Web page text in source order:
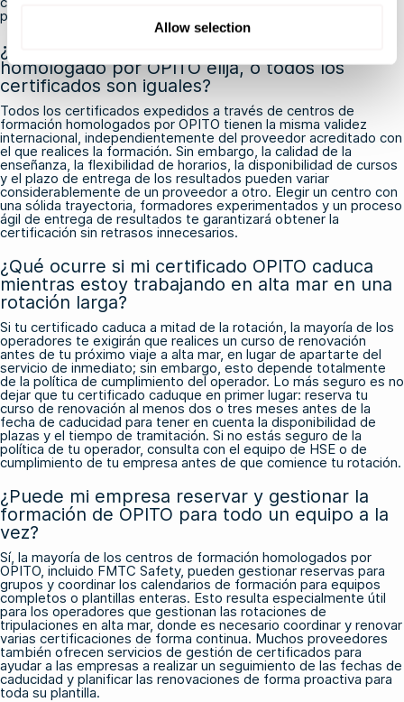
Allow selection
proceso.
¿Importa qué centro de formación
homologado por OPITO elija, o todos los
certificados son iguales?
Todos los certificados expedidos a través de centros de
formación homologados por OPITO tienen la misma validez
internacional, independientemente del proveedor acreditado con
el que realices la formación. Sin embargo, la calidad de la
enseñanza, la flexibilidad de horarios, la disponibilidad de cursos
y el plazo de entrega de los resultados pueden variar
considerablemente de un proveedor a otro. Elegir un centro con
una sólida trayectoria, formadores experimentados y un proceso
ágil de entrega de resultados te garantizará obtener la
certificación sin retrasos innecesarios.
¿Qué ocurre si mi certificado OPITO caduca
mientras estoy trabajando en alta mar en una
rotación larga?
Si tu certificado caduca a mitad de la rotación, la mayoría de los
operadores te exigirán que realices un curso de renovación
antes de tu próximo viaje a alta mar, en lugar de apartarte del
servicio de inmediato; sin embargo, esto depende totalmente
de la política de cumplimiento del operador. Lo más seguro es no
dejar que tu certificado caduque en primer lugar: reserva tu
curso de renovación al menos dos o tres meses antes de la
fecha de caducidad para tener en cuenta la disponibilidad de
plazas y el tiempo de tramitación. Si no estás seguro de la
política de tu operador, consulta con el equipo de HSE o de
cumplimiento de tu empresa antes de que comience tu rotación.
¿Puede mi empresa reservar y gestionar la
formación de OPITO para todo un equipo a la
vez?
Sí, la mayoría de los centros de formación homologados por
OPITO, incluido FMTC Safety, pueden gestionar reservas para
grupos y coordinar los calendarios de formación para equipos
completos o plantillas enteras. Esto resulta especialmente útil
para los operadores que gestionan las rotaciones de
tripulaciones en alta mar, donde es necesario coordinar y renovar
varias certificaciones de forma continua. Muchos proveedores
también ofrecen servicios de gestión de certificados para
ayudar a las empresas a realizar un seguimiento de las fechas de
caducidad y planificar las renovaciones de forma proactiva para
toda su plantilla.